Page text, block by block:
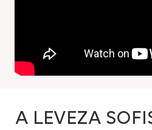
A LEVEZA